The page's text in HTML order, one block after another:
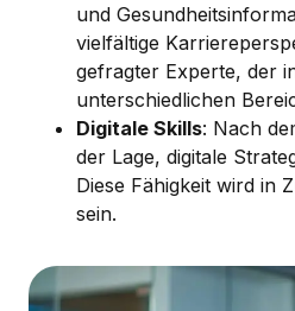
und
vielfältige
gefragter Experte, der
unterschiedlichen
Digitale Skills: Nach
der Lage, digitale
Diese Fähigkeit wird in
sein.